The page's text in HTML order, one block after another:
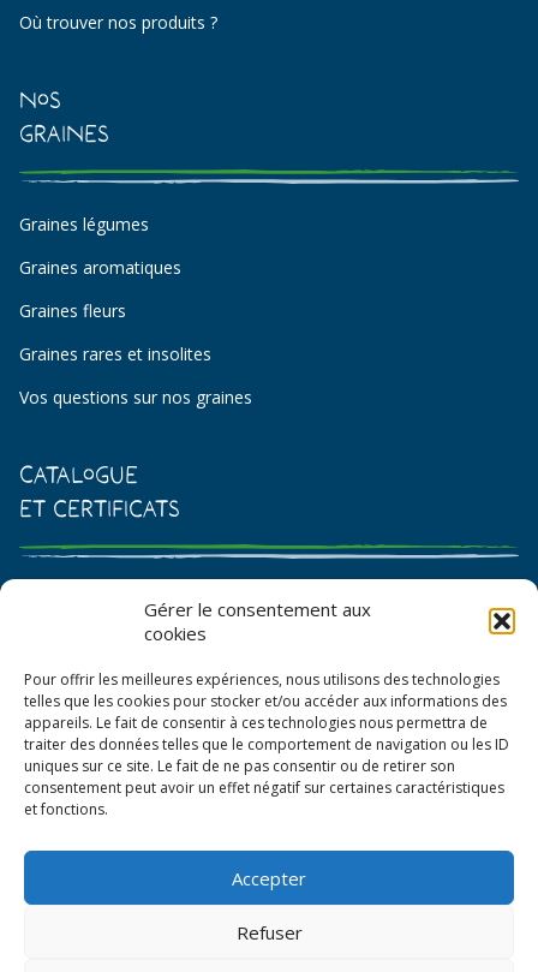
Gérer le consentement aux
cookies
Pour offrir les meilleures expériences, nous utilisons des technologies
telles que les cookies pour stocker et/ou accéder aux informations des
appareils. Le fait de consentir à ces technologies nous permettra de
traiter des données telles que le comportement de navigation ou les ID
uniques sur ce site. Le fait de ne pas consentir ou de retirer son
consentement peut avoir un effet négatif sur certaines caractéristiques
et fonctions.
Accepter
Refuser
Où trouver nos produits ?
Nos
Graines
Graines légumes
Graines aromatiques
Graines fleurs
Graines rares et insolites
Vos questions sur nos graines
Catalogue
et certificats
Catalogue de graines et semences
Bon de commande